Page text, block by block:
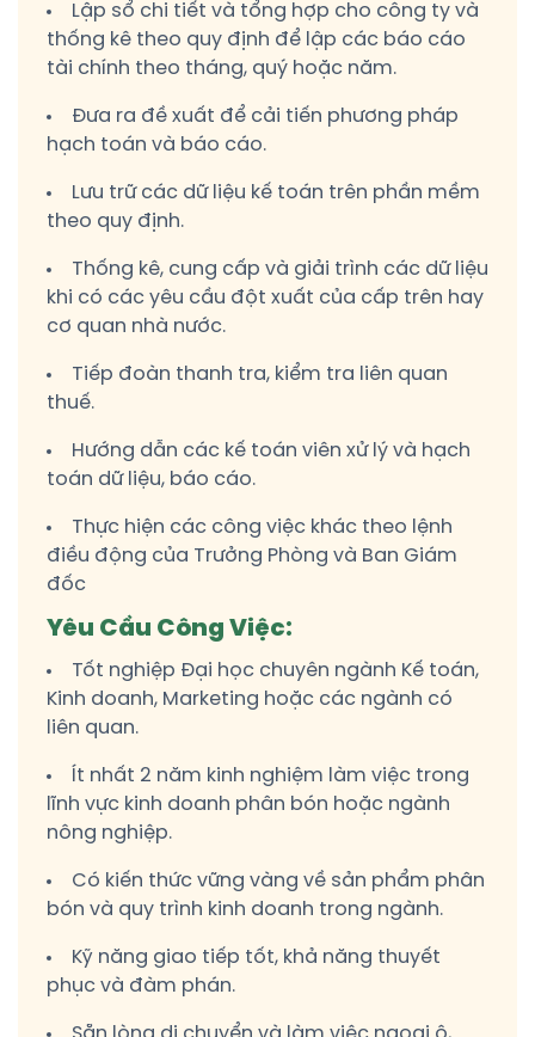
Lập sổ chi tiết và tổng hợp cho công ty và
thống kê theo quy định để lập các báo cáo
tài chính theo tháng, quý hoặc năm.
Đưa ra đề xuất để cải tiến phương pháp
hạch toán và báo cáo.
Lưu trữ các dữ liệu kế toán trên phần mềm
theo quy định.
Thống kê, cung cấp và giải trình các dữ liệu
khi có các yêu cầu đột xuất của cấp trên hay
cơ quan nhà nước.
Tiếp đoàn thanh tra, kiểm tra liên quan
thuế.
Hướng dẫn các kế toán viên xử lý và hạch
toán dữ liệu, báo cáo.
Thực hiện các công việc khác theo lệnh
điều động của Trưởng Phòng và Ban Giám
đốc
Yêu Cầu Công Việc:
Tốt nghiệp Đại học chuyên ngành Kế toán,
Kinh doanh, Marketing hoặc các ngành có
liên quan.
Ít nhất 2 năm kinh nghiệm làm việc trong
lĩnh vực kinh doanh phân bón hoặc ngành
nông nghiệp.
Có kiến thức vững vàng về sản phẩm phân
bón và quy trình kinh doanh trong ngành.
Kỹ năng giao tiếp tốt, khả năng thuyết
phục và đàm phán.